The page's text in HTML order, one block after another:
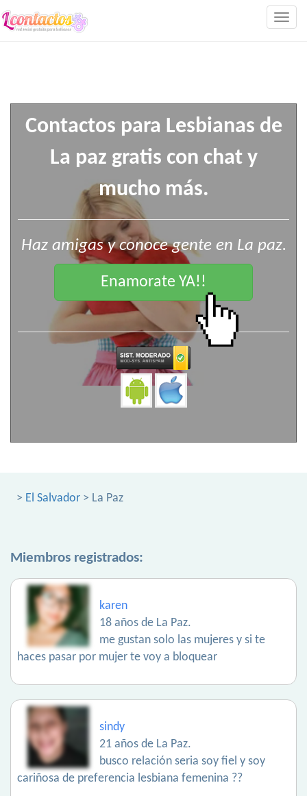
Contactos para Lesbianas de
La paz gratis con chat y
mucho más.
Haz amigas y conoce gente en La paz.
Enamorate YA!!
> El Salvador > La Paz
Miembros registrados:
karen
18 años de La Paz.
me gustan solo las mujeres y si te
haces pasar por mujer te voy a bloquear
sindy
21 años de La Paz.
busco relación seria soy fiel y soy
cariñosa de preferencia lesbiana femenina ??